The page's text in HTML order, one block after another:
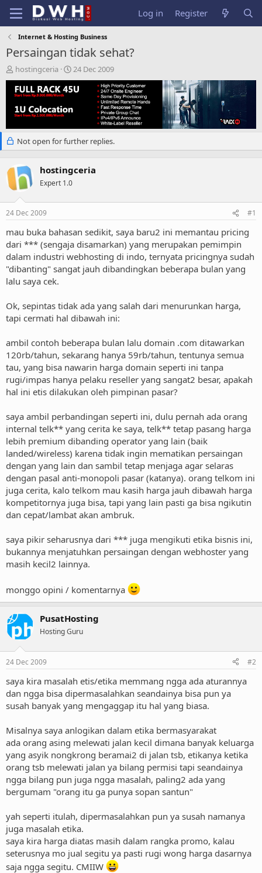
Log in Register
Internet & Hosting Business
Persaingan tidak sehat?
T
h
r
e
a
s
a
t
e
hostingceria
S
t
a
t
a
t
e
24 Dec 2009
Not open for further replies.
hostingceria
Expert 1.0
24 Dec 2009 #1
mau buka bahasan sedikit, saya baru2 ini memantau pricing
dari *** (sengaja disamarkan) yang merupakan pemimpin
dalam industri webhosting di indo, ternyata pricingnya sudah
"dibanting" sangat jauh dibandingkan beberapa bulan yang
lalu saya cek.
Ok, sepintas tidak ada yang salah dari menurunkan harga,
tapi cermati hal dibawah ini:
ambil contoh beberapa bulan lalu domain .com ditawarkan
120rb/tahun, sekarang hanya 59rb/tahun, tentunya semua
tau, yang bisa nawarin harga domain seperti ini tanpa
rugi/impas hanya pelaku reseller yang sangat2 besar, apakah
hal ini etis dilakukan oleh pimpinan pasar?
saya ambil perbandingan seperti ini, dulu pernah ada orang
internal telk** yang cerita ke saya, telk** tetap pasang harga
lebih premium dibanding operator yang lain (baik
landed/wireless) karena tidak ingin mematikan persaingan
dengan yang lain dan sambil tetap menjaga agar selaras
dengan pasal anti-monopoli pasar (katanya). orang telkom ini
juga cerita, kalo telkom mau kasih harga jauh dibawah harga
kompetitornya juga bisa, tapi yang lain pasti ga bisa ngikutin
dan cepat/lambat akan ambruk.
saya pikir seharusnya dari *** juga mengikuti etika bisnis ini,
bukannya menjatuhkan persaingan dengan webhoster yang
masih kecil2 lainnya.
monggo opini / komentarnya
PusatHosting
Hosting Guru
24 Dec 2009 #2
saya kira masalah etis/etika memmang ngga ada aturannya
dan ngga bisa dipermasalahkan seandainya bisa pun ya
susah banyak yang mengaggap itu hal yang biasa.
Misalnya saya anlogikan dalam etika bermasyarakat
ada orang asing melewati jalan kecil dimana banyak keluarga
yang asyik nongkrong beramai2 di jalan tsb, etikanya ketika
orang tsb melewati jalan ya bilang permisi tapi seandainya
ngga bilang pun juga ngga masalah, paling2 ada yang
bergumam "orang itu ga punya sopan santun"
yah seperti itulah, dipermasalahkan pun ya susah namanya
juga masalah etika.
saya kira harga diatas masih dalam rangka promo, kalau
seterusnya mo jual segitu ya pasti rugi wong harga dasarnya
saja ngga segitu. CMIIW